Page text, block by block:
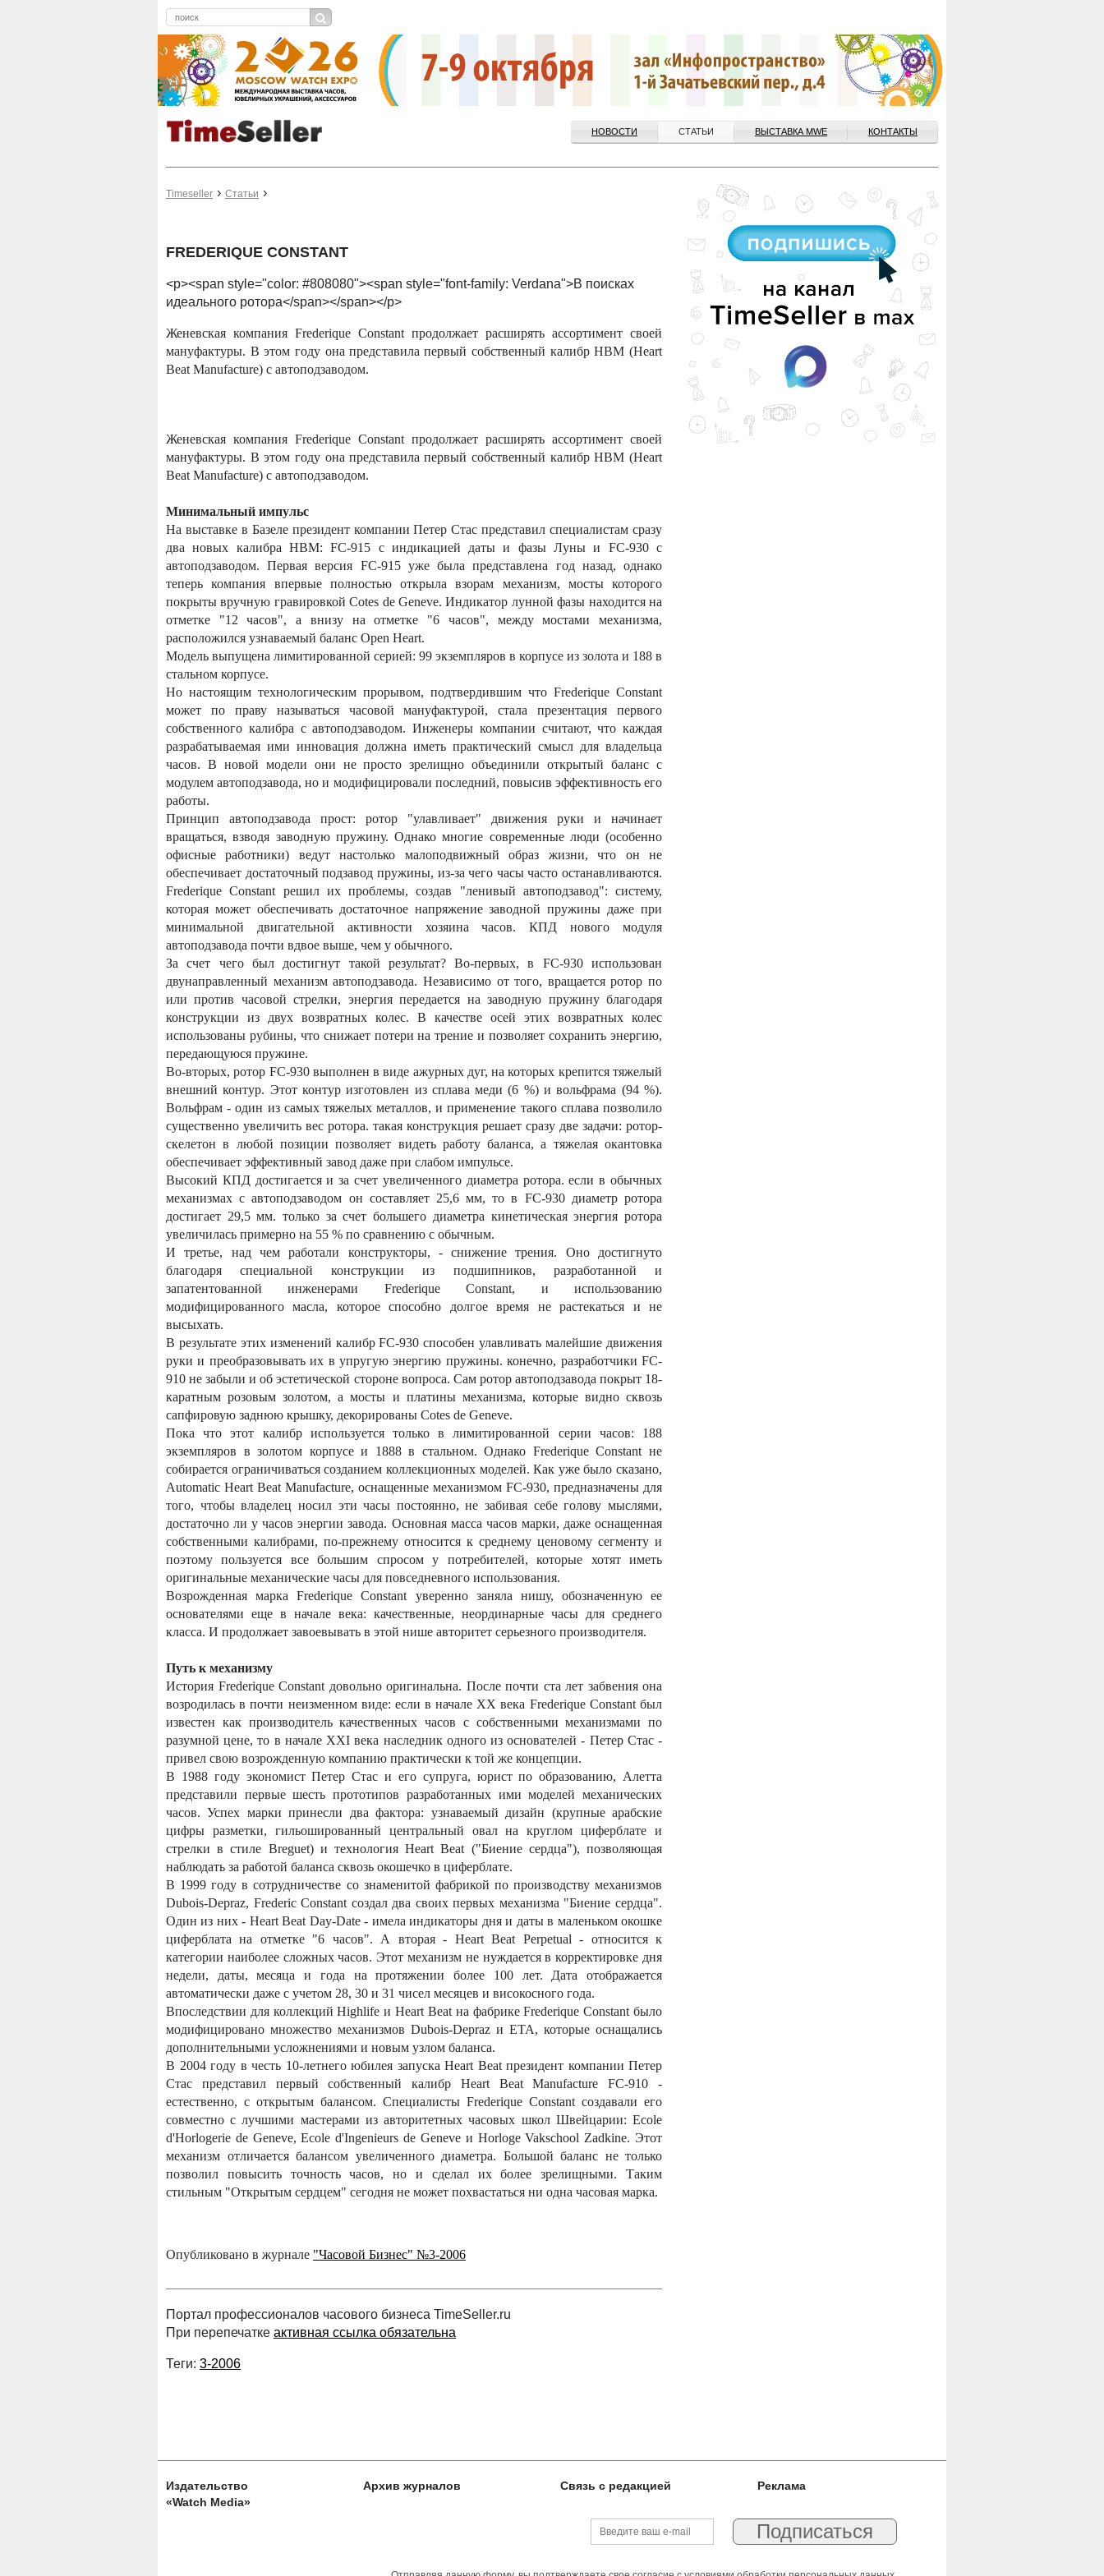
НОВОСТИ СТАТЬИ ВЫСТАВКА MWE КОНТАКТЫ
Timeseller Статьи
FREDERIQUE CONSTANT
<p><span style="color: #808080"><span style="font-family: Verdana">В поисках
идеального ротора</span></span></p>
Женевская компания Frederique Constant продолжает расширять ассортимент своей
мануфактуры. В этом году она представила первый собственный калибр HBM (Heart
Beat Manufacture) с автоподзаводом.
Женевская компания Frederique Constant продолжает расширять ассортимент своей
мануфактуры. В этом году она представила первый собственный калибр HBM (Heart
Beat Manufacture) с автоподзаводом.
Минимальный импульс
На выставке в Базеле президент компании Петер Стас представил специалистам сразу
два новых калибра HBM: FC-915 с индикацией даты и фазы Луны и FC-930 с
автоподзаводом. Первая версия FC-915 уже была представлена год назад, однако
теперь компания впервые полностью открыла взорам механизм, мосты которого
покрыты вручную гравировкой Cotes de Geneve. Индикатор лунной фазы находится на
отметке "12 часов", а внизу на отметке "6 часов", между мостами механизма,
расположился узнаваемый баланс Open Heart.
Модель выпущена лимитированной серией: 99 экземпляров в корпусе из золота и 188 в
стальном корпусе.
Но настоящим технологическим прорывом, подтвердившим что Frederique Constant
может по праву называться часовой мануфактурой, стала презентация первого
собственного калибра с автоподзаводом. Инженеры компании считают, что каждая
разрабатываемая ими инновация должна иметь практический смысл для владельца
часов. В новой модели они не просто зрелищно объединили открытый баланс с
модулем автоподзавода, но и модифицировали последний, повысив эффективность его
работы.
Принцип автоподзавода прост: ротор "улавливает" движения руки и начинает
вращаться, взводя заводную пружину. Однако многие современные люди (особенно
офисные работники) ведут настолько малоподвижный образ жизни, что он не
обеспечивает достаточный подзавод пружины, из-за чего часы часто останавливаются.
Frederique Constant решил их проблемы, создав "ленивый автоподзавод": систему,
которая может обеспечивать достаточное напряжение заводной пружины даже при
минимальной двигательной активности хозяина часов. КПД нового модуля
автоподзавода почти вдвое выше, чем у обычного.
За счет чего был достигнут такой результат? Во-первых, в FC-930 использован
двунаправленный механизм автоподзавода. Независимо от того, вращается ротор по
или против часовой стрелки, энергия передается на заводную пружину благодаря
конструкции из двух возвратных колес. В качестве осей этих возвратных колес
использованы рубины, что снижает потери на трение и позволяет сохранить энергию,
передающуюся пружине.
Во-вторых, ротор FC-930 выполнен в виде ажурных дуг, на которых крепится тяжелый
внешний контур. Этот контур изготовлен из сплава меди (6 %) и вольфрама (94 %).
Вольфрам - один из самых тяжелых металлов, и применение такого сплава позволило
существенно увеличить вес ротора. такая конструкция решает сразу две задачи: ротор-
скелетон в любой позиции позволяет видеть работу баланса, а тяжелая окантовка
обеспечивает эффективный завод даже при слабом импульсе.
Высокий КПД достигается и за счет увеличенного диаметра ротора. если в обычных
механизмах с автоподзаводом он составляет 25,6 мм, то в FC-930 диаметр ротора
достигает 29,5 мм. только за счет большего диаметра кинетическая энергия ротора
увеличилась примерно на 55 % по сравнению с обычным.
И третье, над чем работали конструкторы, - снижение трения. Оно достигнуто
благодаря специальной конструкции из подшипников, разработанной и
запатентованной инженерами Frederique Constant, и использованию
модифицированного масла, которое способно долгое время не растекаться и не
высыхать.
В результате этих изменений калибр FC-930 способен улавливать малейшие движения
руки и преобразовывать их в упругую энергию пружины. конечно, разработчики FC-
910 не забыли и об эстетической стороне вопроса. Сам ротор автоподзавода покрыт 18-
каратным розовым золотом, а мосты и платины механизма, которые видно сквозь
сапфировую заднюю крышку, декорированы Cotes de Geneve.
Пока что этот калибр используется только в лимитированной серии часов: 188
экземпляров в золотом корпусе и 1888 в стальном. Однако Frederique Constant не
собирается ограничиваться созданием коллекционных моделей. Как уже было сказано,
Automatic Heart Beat Manufacture, оснащенные механизмом FC-930, предназначены для
того, чтобы владелец носил эти часы постоянно, не забивая себе голову мыслями,
достаточно ли у часов энергии завода. Основная масса часов марки, даже оснащенная
собственными калибрами, по-прежнему относится к среднему ценовому сегменту и
поэтому пользуется все большим спросом у потребителей, которые хотят иметь
оригинальные механические часы для повседневного использования.
Возрожденная марка Frederique Constant уверенно заняла нишу, обозначенную ее
основателями еще в начале века: качественные, неординарные часы для среднего
класса. И продолжает завоевывать в этой нише авторитет серьезного производителя.
Путь к механизму
История Frederique Constant довольно оригинальна. После почти ста лет забвения она
возродилась в почти неизменном виде: если в начале ХХ века Frederique Constant был
известен как производитель качественных часов с собственными механизмами по
разумной цене, то в начале XXI века наследник одного из основателей - Петер Стас -
привел свою возрожденную компанию практически к той же концепции.
В 1988 году экономист Петер Стас и его супруга, юрист по образованию, Алетта
представили первые шесть прототипов разработанных ими моделей механических
часов. Успех марки принесли два фактора: узнаваемый дизайн (крупные арабские
цифры разметки, гильошированный центральный овал на круглом циферблате и
стрелки в стиле Breguet) и технология Heart Beat ("Биение сердца"), позволяющая
наблюдать за работой баланса сквозь окошечко в циферблате.
В 1999 году в сотрудничестве со знаменитой фабрикой по производству механизмов
Dubois-Depraz, Frederic Constant создал два своих первых механизма "Биение сердца".
Один из них - Heart Beat Day-Date - имела индикаторы дня и даты в маленьком окошке
циферблата на отметке "6 часов". А вторая - Heart Beat Perpetual - относится к
категории наиболее сложных часов. Этот механизм не нуждается в корректировке дня
недели, даты, месяца и года на протяжении более 100 лет. Дата отображается
автоматически даже с учетом 28, 30 и 31 чисел месяцев и високосного года.
Впоследствии для коллекций Highlife и Heart Beat на фабрике Frederique Constant было
модифицировано множество механизмов Dubois-Depraz и ЕТА, которые оснащались
дополнительными усложнениями и новым узлом баланса.
В 2004 году в честь 10-летнего юбилея запуска Heart Beat президент компании Петер
Стас представил первый собственный калибр Heart Beat Manufacture FC-910 -
естественно, с открытым балансом. Специалисты Frederique Constant создавали его
совместно с лучшими мастерами из авторитетных часовых школ Швейцарии: Ecole
d'Horlogerie de Geneve, Ecole d'Ingenieurs de Geneve и Horloge Vakschool Zadkine. Этот
механизм отличается балансом увеличенного диаметра. Большой баланс не только
позволил повысить точность часов, но и сделал их более зрелищными. Таким
стильным "Открытым сердцем" сегодня не может похвастаться ни одна часовая марка.
Опубликовано в журнале "Часовой Бизнес" №3-2006
Портал профессионалов часового бизнеса TimeSeller.ru
При перепечатке активная ссылка обязательна
Теги: 3-2006
Издательство
«Watch Media»
Архив журналов Связь с редакцией Реклама